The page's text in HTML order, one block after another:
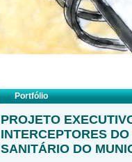
Portfólio
PROJETO
INTERCEPTORES
SANITÁRIO DO